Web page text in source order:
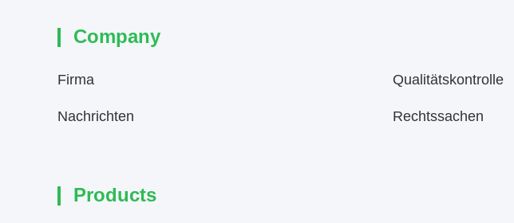
Company
Firma Qualitätskontrolle
Nachrichten Rechtssachen
Products